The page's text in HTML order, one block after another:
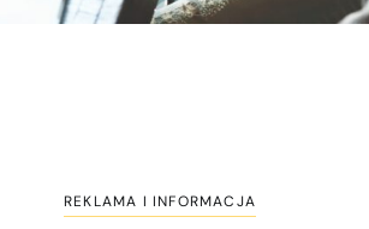
REKLAMA I INFORMACJA